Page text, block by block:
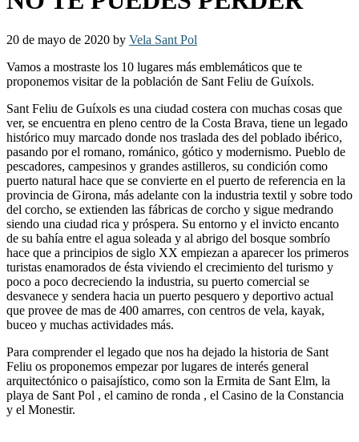
20 de mayo de 2020 by Vela Sant Pol
Vamos a mostraste los 10 lugares más emblemáticos que te
proponemos visitar de la población de Sant Feliu de Guíxols.
Sant Feliu de Guíxols es una ciudad costera con muchas cosas que
ver, se encuentra en pleno centro de la Costa Brava, tiene un legado
histórico muy marcado donde nos traslada des del poblado ibérico,
pasando por el romano, románico, gótico y modernismo. Pueblo de
pescadores, campesinos y grandes astilleros, su condición como
puerto natural hace que se convierte en el puerto de referencia en la
provincia de Girona, más adelante con la industria textil y sobre todo
del corcho, se extienden las fábricas de corcho y sigue medrando
siendo una ciudad rica y próspera. Su entorno y el invicto encanto
de su bahía entre el agua soleada y al abrigo del bosque sombrío
hace que a principios de siglo XX empiezan a aparecer los primeros
turistas enamorados de ésta viviendo el crecimiento del turismo y
poco a poco decreciendo la industria, su puerto comercial se
desvanece y sendera hacia un puerto pesquero y deportivo actual
que provee de mas de 400 amarres, con centros de vela, kayak,
buceo y muchas actividades más.
Para comprender el legado que nos ha dejado la historia de Sant
Feliu os proponemos empezar por lugares de interés general
arquitectónico o paisajístico, como son la Ermita de Sant Elm, la
playa de Sant Pol , el camino de ronda , el Casino de la Constancia
y el Monestir.